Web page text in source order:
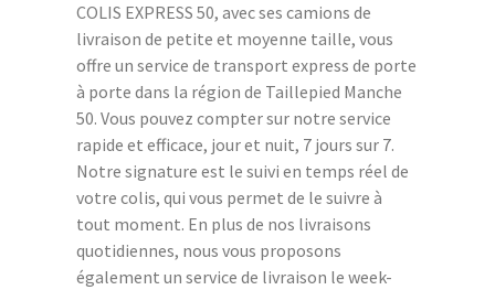
COLIS EXPRESS 50, avec ses camions de
livraison de petite et moyenne taille, vous
offre un service de transport express de porte
à porte dans la région de Taillepied Manche
50. Vous pouvez compter sur notre service
rapide et efficace, jour et nuit, 7 jours sur 7.
Notre signature est le suivi en temps réel de
votre colis, qui vous permet de le suivre à
tout moment. En plus de nos livraisons
quotidiennes, nous vous proposons
également un service de livraison le week-